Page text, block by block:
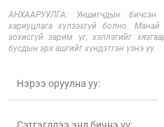
АНХААРУУЛГА: Уншигчдын бичсэн
хариуцлага хүлээхгүй болно.
зохисгүй зарим үг, хэллэгийг
бусдын эрх ашгийг хүндэтгэн үзнэ үү.